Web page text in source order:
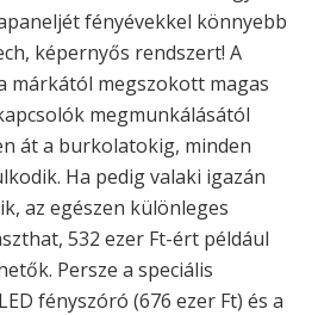
fényévekkel könnyebb
képernyős rendszert! A
márkától megszokott magas
megmunkálásától
át a burkolatokig, minden
Ha pedig valaki igazán
az egészen különleges
532 ezer Ft-ért például
Persze a speciális
fényszóró (676 ezer Ft) és a